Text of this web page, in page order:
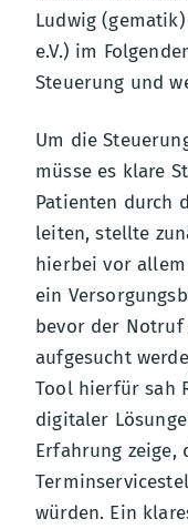
Ludwig
e.V.) im
Steuerung und
Um die
müsse es klare
Patienten durch
leiten, stellte
hierbei vor
ein
bevor der
aufgesucht
Tool hierfür sah
digitaler
Erfahrung zeige,
würden. Ein